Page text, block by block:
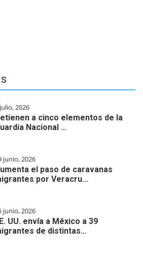
2026
a cinco elementos de la
Nacional …
junio, 2026
el paso de caravanas
por Veracru…
junio, 2026
UU. envía a México a 39
de distintas…